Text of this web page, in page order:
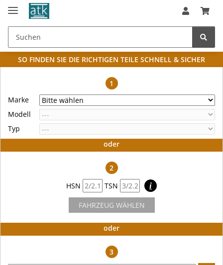
SO FINDEN SIE DIE RICHTIGEN TEILE SCHNELL & SICHER
1
Marke
Modell
Typ
oder
2
HSN
TSN i
FAHRZEUG WÄHLEN
oder
3